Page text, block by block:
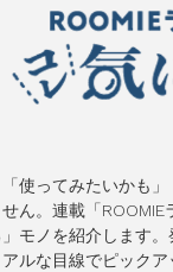
「使ってみたいかも
ん。連載「
モノを紹介します
ルな目線でピック